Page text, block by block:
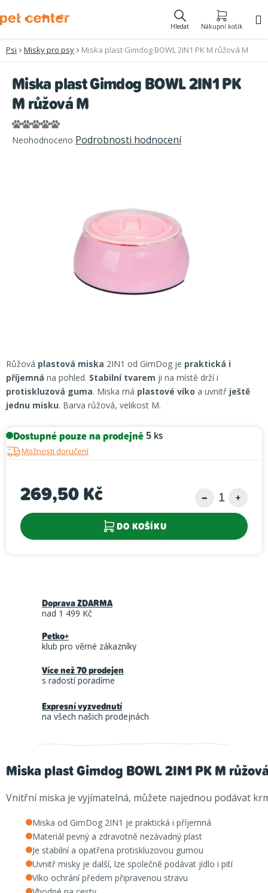
na
Hledat Nákupní košík
Psi Misky pro psy Miska plast Gimdog BOWL 2IN1 PK M růžová M
Růžová plastová miska 2IN1 od GimDog je praktická i
příjemná na pohled. Stabilní tvarem ji na místě drží i
protiskluzová guma. Miska má plastové víko a uvnitř ještě
jednu misku. Barva růžová, velikost M.
Dostupné pouze na prodejně 5 ks
Možnosti doručení
269,50 Kč
DO KOŠÍKU
Miska plast Gimdog BOWL 2IN1 PK
M růžová M
Průměrné
hodnocení
Neohodnoceno Podrobnosti hodnocení
Doprava ZDARMA
nad 1 499 Kč
Petko+
klub pro věrné zákazníky
Více než 70 prodejen
s radostí poradíme
Expresní vyzvednutí
na všech našich prodejnách
Miska plast Gimdog BOWL 2IN1 PK M
Vnitřní miska je vyjímatelná, můžete najednou podávat
Miska od GimDog 2IN1 je praktická i příjemná
Materiál pevný a zdravotně nezávadný plast
Je stabilní a opatřena protiskluzovou gumou
Uvnitř misky je další, lze společně podávat jídlo i pití
Víko ochrání předem připravenou stravu